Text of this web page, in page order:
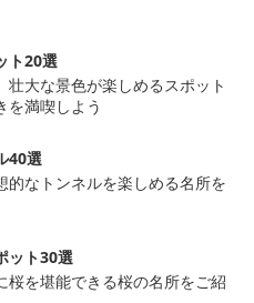
ト20選
壮大な景色が楽しめるスポット
を満喫しよう
40選
的なトンネルを楽しめる名所を
ット30選
桜を堪能できる桜の名所をご紹